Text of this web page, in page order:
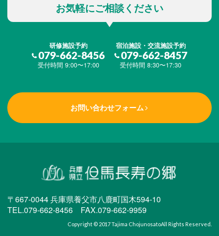
お気軽にご相談ください
研修施設予約
079-662-8456
受付時間 9:00〜17:00
宿泊施設・交流施設予約
079-662-8457
受付時間 8:30〜17:30
お問い合わせフォーム
〒667-0044 兵庫県養父市八鹿町国木594-10
TEL.079-662-8456 FAX.079-662-9959
Copyright © 2017Tajima ChojunosatoAll Rights Reserved.